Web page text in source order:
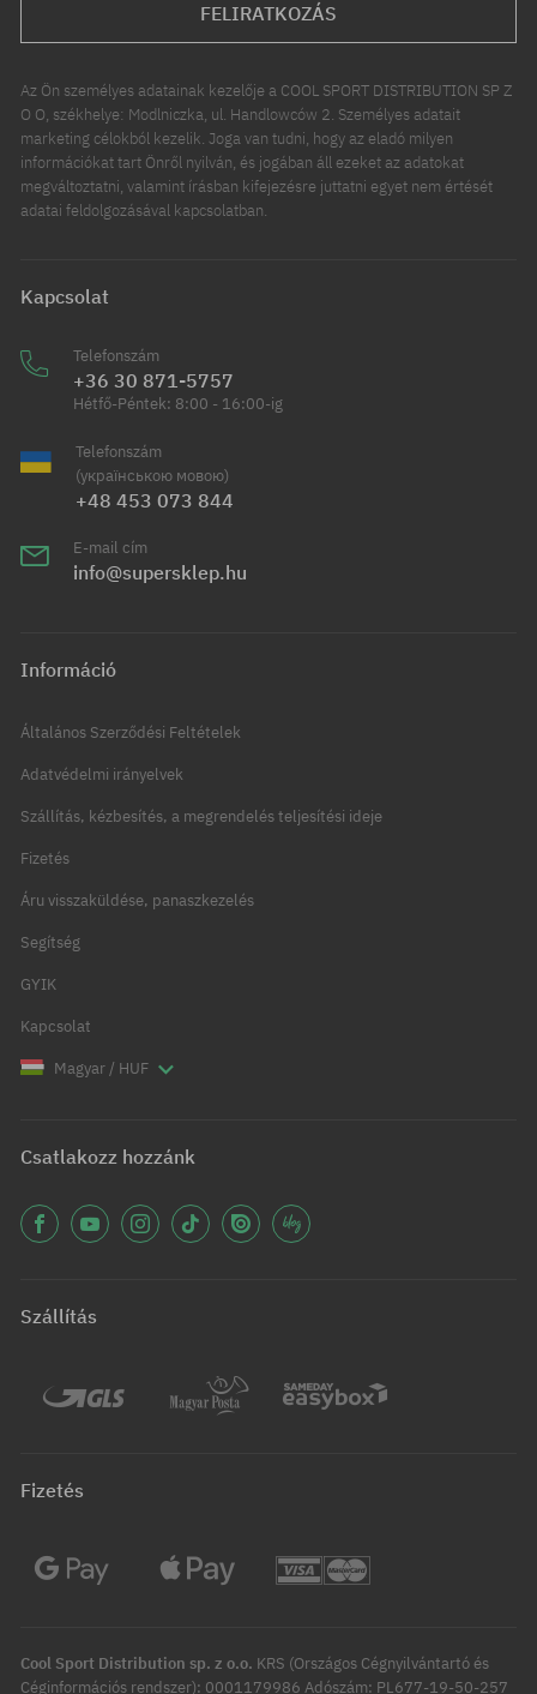
FELIRATKOZÁS
Az Ön személyes adatainak kezelője a COOL SPORT DISTRIBUTION SP Z
O O, székhelye: Modlniczka, ul. Handlowców 2. Személyes adatait
marketing célokból kezelik. Joga van tudni, hogy az eladó milyen
információkat tart Önről nyilván, és jogában áll ezeket az adatokat
megváltoztatni, valamint írásban kifejezésre juttatni egyet nem értését
adatai feldolgozásával kapcsolatban.
Kapcsolat
Telefonszám
+36 30 871-5757
Hétfő-Péntek: 8:00 - 16:00-ig
Telefonszám
(українською мовою)
+48 453 073 844
E-mail cím
info@supersklep.hu
Információ
Általános Szerződési Feltételek
Adatvédelmi irányelvek
Szállítás, kézbesítés, a megrendelés teljesítési ideje
Fizetés
Áru visszaküldése, panaszkezelés
Segítség
GYIK
Kapcsolat
Magyar / HUF
Csatlakozz hozzánk
Szállítás
Fizetés
Cool Sport Distribution sp. z o.o. KRS (Országos Cégnyilvántartó és
Céginformációs rendszer): 0001179986 Adószám: PL677-19-50-257